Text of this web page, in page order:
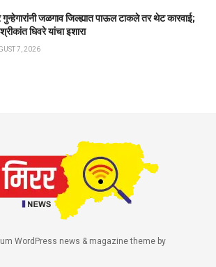
गुन्हेगारांनी जळगाव जिल्ह्यात पाऊल टाकले तर थेट कारवाई;
धिवरे यांचा इशारा
7, 2026
WordPress news & magazine theme by